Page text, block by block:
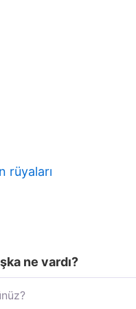
rüyaları
ne vardı?